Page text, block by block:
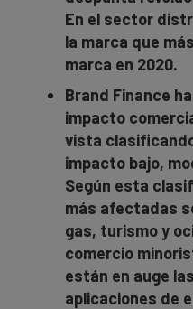
En el sector
la marca que
marca en 2020.
Brand Finance
impacto
vista
impacto bajo,
Según esta
más afectadas
gas, turismo y
comercio
están en auge
aplicaciones de